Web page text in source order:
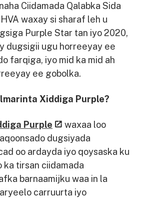
Ciidamada Qalabka Sida
waxay si sharaf leh u
Purple Star tan iyo 2020,
dugsigii ugu horreeyay ee
farqiga, iyo mid ka mid ah
ee gobolka.
Xiddiga Purple?
Purple
waxaa loo
dugsiyada
oo ardayda iyo qoysaska ku
ka tirsan ciidamada
barnaamijku waa in la
carruurta iyo